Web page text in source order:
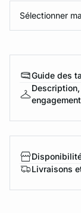
Sélectionner
Guide des
engagement
Livraisons